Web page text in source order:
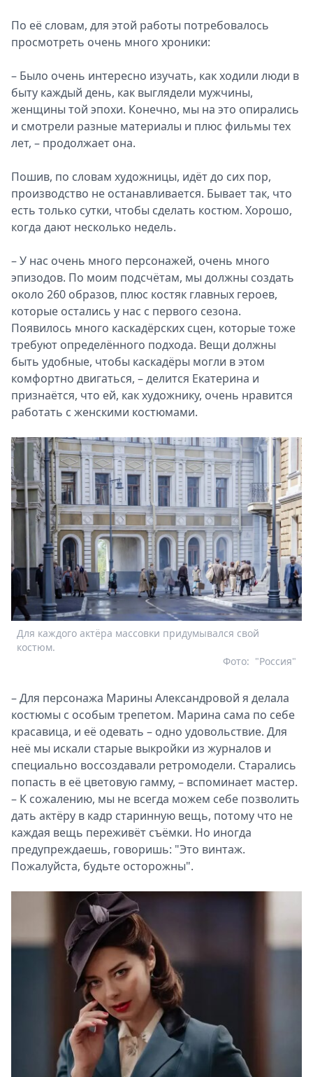
По её словам, для этой работы потребовалось
просмотреть очень много хроники:
– Было очень интересно изучать, как ходили люди в
быту каждый день, как выглядели мужчины,
женщины той эпохи. Конечно, мы на это опирались
и смотрели разные материалы и плюс фильмы тех
лет, – продолжает она.
Пошив, по словам художницы, идёт до сих пор,
производство не останавливается. Бывает так, что
есть только сутки, чтобы сделать костюм. Хорошо,
когда дают несколько недель.
– У нас очень много персонажей, очень много
эпизодов. По моим подсчётам, мы должны создать
около 260 образов, плюс костяк главных героев,
которые остались у нас с первого сезона.
Появилось много каскадёрских сцен, которые тоже
требуют определённого подхода. Вещи должны
быть удобные, чтобы каскадёры могли в этом
комфортно двигаться, – делится Екатерина и
признаётся, что ей, как художнику, очень нравится
работать с женскими костюмами.
Для каждого актёра массовки придумывался свой
костюм.
"Россия"
Фото:
– Для персонажа Марины Александровой я делала
костюмы с особым трепетом. Марина сама по себе
красавица, и её одевать – одно удовольствие. Для
неё мы искали старые выкройки из журналов и
специально воссоздавали ретромодели. Старались
попасть в её цветовую гамму, – вспоминает мастер.
– К сожалению, мы не всегда можем себе позволить
дать актёру в кадр старинную вещь, потому что не
каждая вещь переживёт съёмки. Но иногда
предупреждаешь, говоришь: "Это винтаж.
Пожалуйста, будьте осторожны".